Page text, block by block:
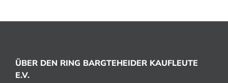
ÜBER DEN RING BARGTEHEIDER KAUFLEUTE
E.V.